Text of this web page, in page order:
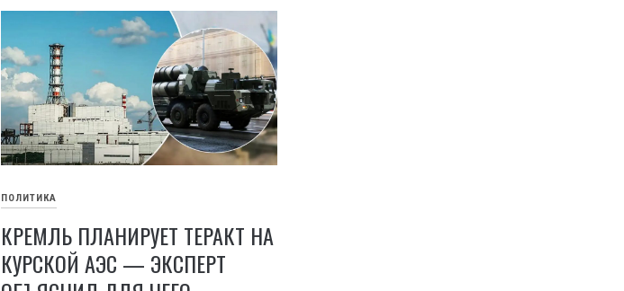
ПОЛИТИКА
КРЕМЛЬ ПЛАНИРУЕТ ТЕРАКТ НА
КУРСКОЙ АЭС — ЭКСПЕРТ